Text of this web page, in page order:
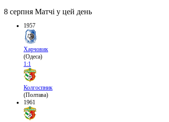
8 серпня Матчі у цей день
1957
Харчовик
(Одеса)
1:1
Колгоспник
(Полтава)
1961